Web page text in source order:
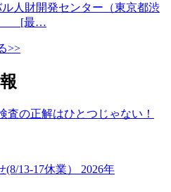
人財開発センター（東京都渋
） [最…
>>
査の正解はひとつじゃない！
13-17休業） 2026年